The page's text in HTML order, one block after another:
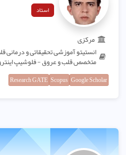
استاد
مرکزی
انستیتو آموزشی تحقیقاتی و
متخصص قلب و عروق - فلوشیپ
Google Scholar
Scopus
Research GATE